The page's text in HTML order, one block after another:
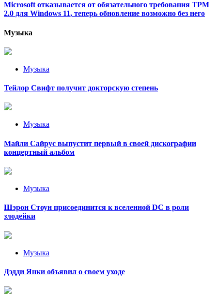
Microsoft отказывается от обязательного требования TPM
2.0 для Windows 11, теперь обновление возможно без него
Музыка
Музыка
Тейлор Свифт получит докторскую степень
Музыка
Майли Сайрус выпустит первый в своей дискографии
концертный альбом
Музыка
Шэрон Стоун присоединится к вселенной DC в роли
злодейки
Музыка
Дэдди Янки объявил о своем уходе